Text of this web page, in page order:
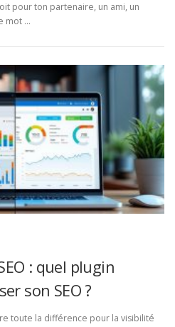
pour ton partenaire, un ami, un
mot …
: quel plugin
son SEO ?
toute la différence pour la visibilité